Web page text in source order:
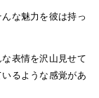
な魅力を彼は持っ
表情を沢山見せて
るような感覚があ